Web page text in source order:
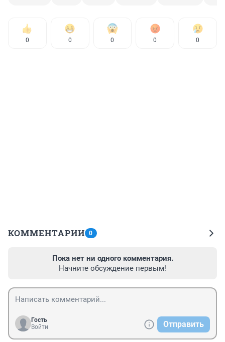
0 0 0 0 0
КОММЕНТАРИИ 0
Пока нет ни одного комментария.
Начните обсуждение первым!
Гость
Войти
Отправить